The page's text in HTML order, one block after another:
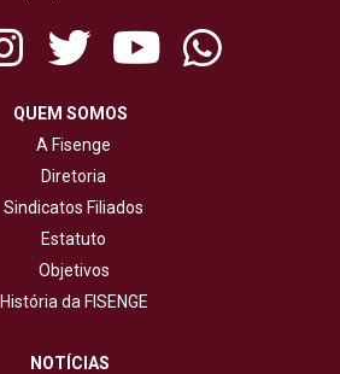
QUEM SOMOS
A Fisenge
Diretoria
Sindicatos Filiados
Estatuto
Objetivos
História da FISENGE
NOTÍCIAS